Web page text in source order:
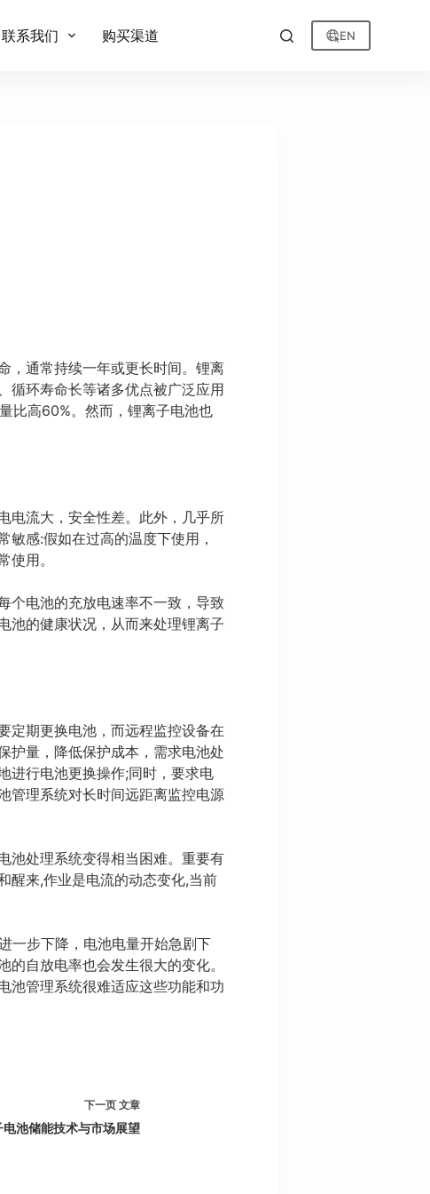
联系我们 购买渠道 EN
，通常持续一年或更长时间。锂离
循环寿命长等诸多优点被广泛应用
比高60%。然而，锂离子电池也
电流大，安全性差。此外，几乎所
感:假如在过高的温度下使用，
用。
个电池的充放电速率不一致，导致
池的健康状况，从而来处理锂离子
定期更换电池，而远程监控设备在
护量，降低保护成本，需求电池处
进行电池更换操作;同时，要求电
管理系统对长时间远距离监控电源
池处理系统变得相当困难。重要有
醒来,作业是电流的动态变化,当前
一步下降，电池电量开始急剧下
自放电率也会发生很大的变化。
池管理系统很难适应这些功能和功
下一页 文章
电池储能技术与市场展望